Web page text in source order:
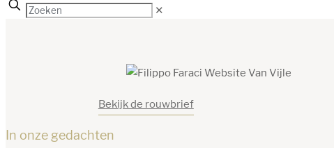
✕
Bekijk de rouwbrief
In onze gedachten